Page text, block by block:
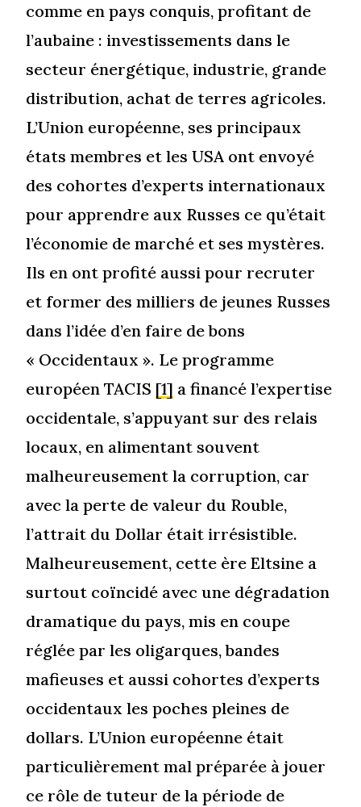
comme en pays conquis, profitant de
l’aubaine : investissements dans le
secteur énergétique, industrie, grande
distribution, achat de terres agricoles.
L’Union européenne, ses principaux
états membres et les USA ont envoyé
des cohortes d’experts internationaux
pour apprendre aux Russes ce qu’était
l’économie de marché et ses mystères.
Ils en ont profité aussi pour recruter
et former des milliers de jeunes Russes
dans l’idée d’en faire de bons
« Occidentaux ». Le programme
européen TACIS [1] a financé l’expertise
occidentale, s’appuyant sur des relais
locaux, en alimentant souvent
malheureusement la corruption, car
avec la perte de valeur du Rouble,
l’attrait du Dollar était irrésistible.
Malheureusement, cette ère Eltsine a
surtout coïncidé avec une dégradation
dramatique du pays, mis en coupe
réglée par les oligarques, bandes
mafieuses et aussi cohortes d’experts
occidentaux les poches pleines de
dollars. L’Union européenne était
particulièrement mal préparée à jouer
ce rôle de tuteur de la période de